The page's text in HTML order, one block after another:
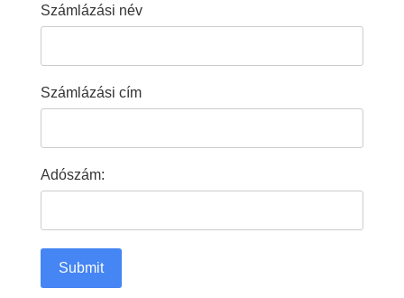
Számlázási név
Számlázási cím
Adószám:
Submit